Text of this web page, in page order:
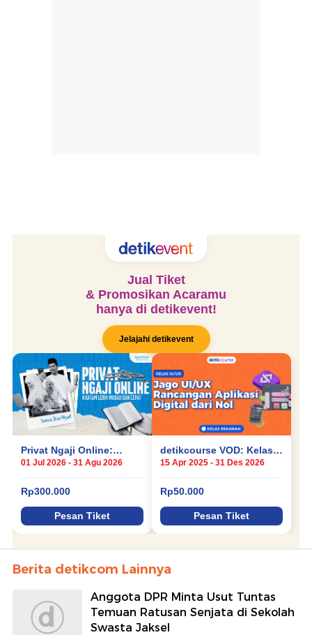
Berita detikcom Lainnya
Anggota DPR Minta Usut Tuntas
Temuan Ratusan Senjata di Sekolah
Swasta Jaksel